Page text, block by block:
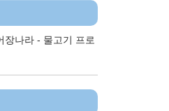
장나라 - 물고기 프로